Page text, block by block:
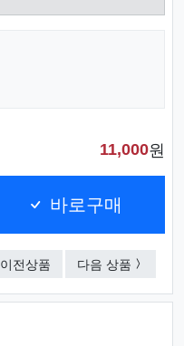
11,000원
바로구매
이전상품 사출인쇄호실사인
다음 상품 사출인